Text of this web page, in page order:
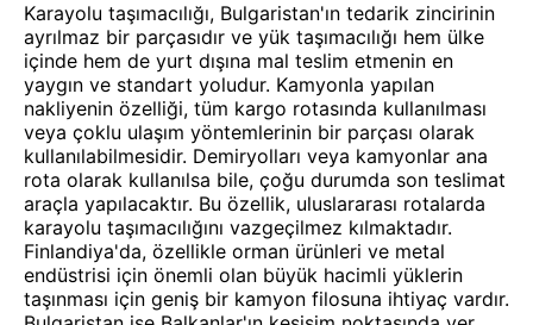
Karayolu taşımacılığı, Bulgaristan'ın tedarik zincirinin
ayrılmaz bir parçasıdır ve yük taşımacılığı hem ülke
içinde hem de yurt dışına mal teslim etmenin en
yaygın ve standart yoludur. Kamyonla yapılan
nakliyenin özelliği, tüm kargo rotasında kullanılması
veya çoklu ulaşım yöntemlerinin bir parçası olarak
kullanılabilmesidir. Demiryolları veya kamyonlar ana
rota olarak kullanılsa bile, çoğu durumda son teslimat
araçla yapılacaktır. Bu özellik, uluslararası rotalarda
karayolu taşımacılığını vazgeçilmez kılmaktadır.
Finlandiya'da, özellikle orman ürünleri ve metal
endüstrisi için önemli olan büyük hacimli yüklerin
taşınması için geniş bir kamyon filosuna ihtiyaç vardır.